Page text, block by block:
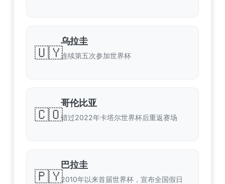
🇺🇾
乌拉圭
连续第五次参加世界杯
🇨🇴
哥伦比亚
错过2022年卡塔尔世界杯后重返赛场
🇵🇾
巴拉圭
2010年以来首届世界杯，宣布全国假日